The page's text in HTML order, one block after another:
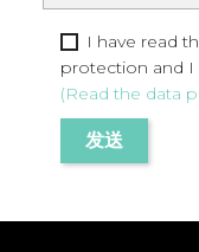
I have read
protection and I
(Read the data